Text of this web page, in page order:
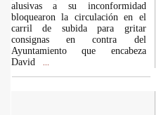
alusivas a su inconformidad
bloquearon la circulación en el
carril de subida para gritar
consignas en contra del
Ayuntamiento que encabeza
David